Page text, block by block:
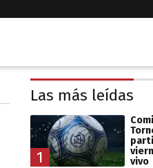
Las más leídas
1
vivo